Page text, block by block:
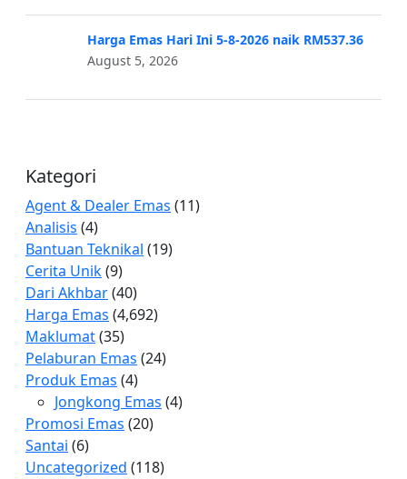
Harga Emas Hari Ini 5-8-2026 naik RM537.36
August 5, 2026
Kategori
Agent & Dealer Emas (11)
Analisis (4)
Bantuan Teknikal (19)
Cerita Unik(9)
Dari Akhbar(40)
Harga Emas (4,692)
Maklumat(35)
Pelaburan Emas (24)
Produk Emas (4)
Jongkong Emas (4)
Promosi Emas (20)
Santai (6)
Uncategorized (118)